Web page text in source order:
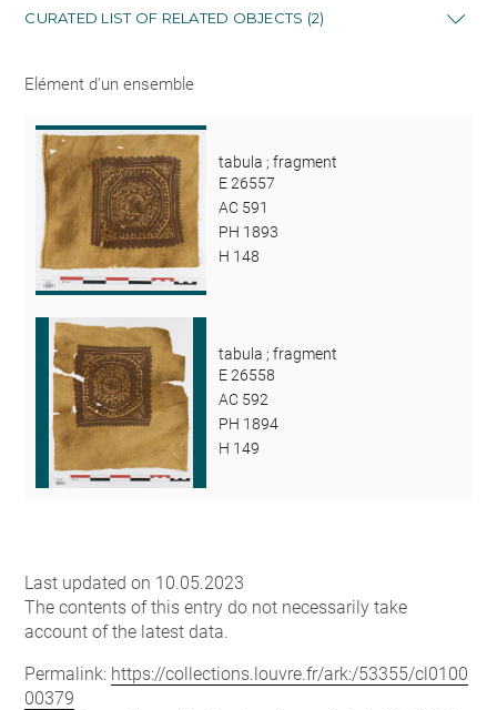
CURATED LIST OF RELATED OBJECTS (2)
Elément d'un ensemble
tabula ; fragment
E 26557
AC 591
PH 1893
H 148
tabula ; fragment
E 26558
AC 592
PH 1894
H 149
Last updated on 10.05.2023
The contents of this entry do not necessarily take
account of the latest data.
Permalink: https://collections.louvre.fr/ark:/53355/cl0100
00379